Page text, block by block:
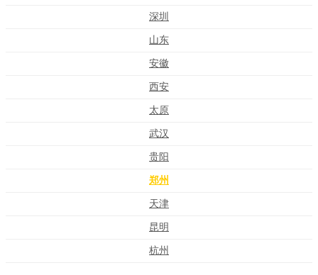
深圳
山东
安徽
西安
太原
武汉
贵阳
郑州
天津
昆明
杭州